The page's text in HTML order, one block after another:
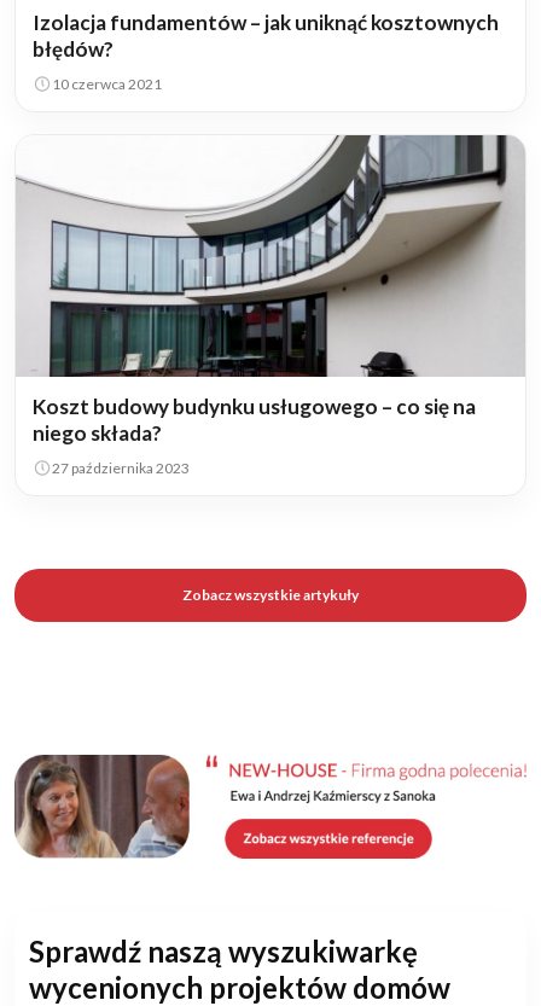
Izolacja fundamentów – jak uniknąć kosztownych
błędów?
10 czerwca 2021
Koszt budowy budynku usługowego – co się na
niego składa?
27 października 2023
Zobacz wszystkie artykuły
Sprawdź naszą wyszukiwarkę
wycenionych projektów domów